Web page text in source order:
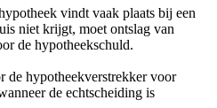
vindt vaak plaats bij een
niet krijgt, moet ontslag van
de hypotheekschuld.
de hypotheekverstrekker voor
de echtscheiding is